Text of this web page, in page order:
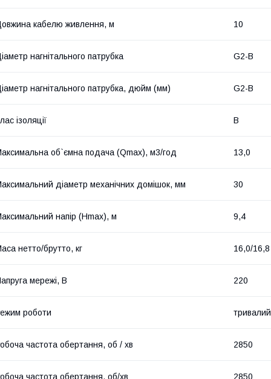
кабелю живлення, м 10
нагнітального патрубка G2-B
нагнітального патрубка, дюйм (мм) G2-B
ізоляції В
об`ємна подача (Qmax), м3/год 13,0
діаметр механічних домішок, мм 30
напір (Нmax), м 9,4
нетто/брутто, кг 16,0/16,8
мережі, В 220
роботи
частота обертання, об / хв 2850
частота обертання, об/хв 2850